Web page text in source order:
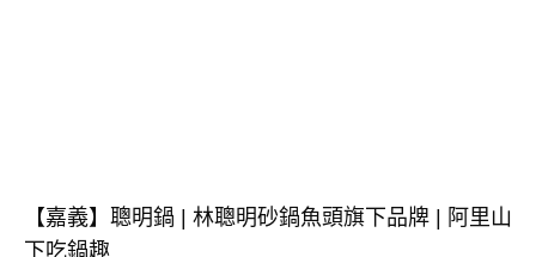
【嘉義】聰明鍋 | 林聰明砂鍋魚頭旗下品牌 | 阿里山
下吃鍋趣